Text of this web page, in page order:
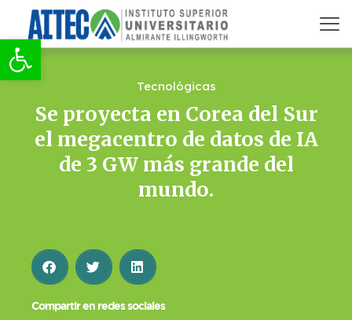
Abrir barra de herramientas
Tecnológicas
Se proyecta en Corea del Sur
el megacentro de datos de IA
de 3 GW más grande del
mundo.
Compartir en redes sociales